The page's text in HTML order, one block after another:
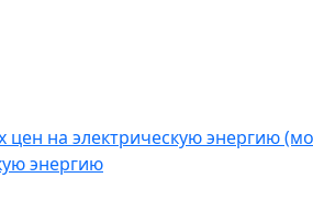
цен на электрическую энергию
энергию